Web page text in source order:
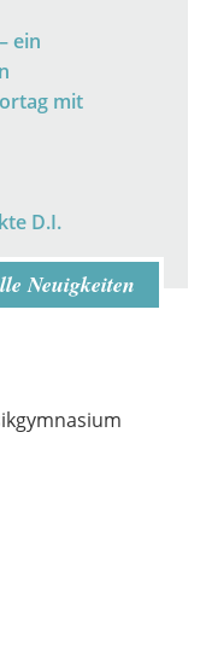
ein
mit
D.I.
Neuigkeiten